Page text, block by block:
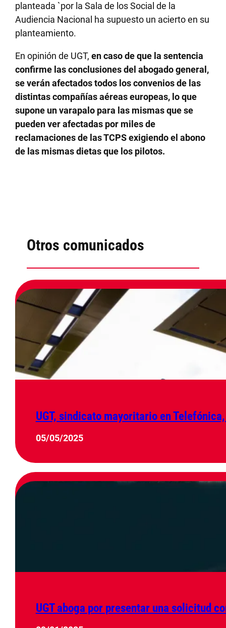
planteada `por la Sala de los Social de la
Audiencia Nacional ha supuesto un acierto en su
planteamiento.
En opinión de UGT,en caso de que la sentencia
confirme las conclusiones del abogado general,
se verán afectados todos los convenios de las
distintas compañías aéreas europeas, lo que
supone un varapalo para las mismas que se
pueden ver afectadas por miles de
reclamaciones de las TCPS exigiendo el abono
de las mismas dietas que los pilotos.
Otros comunicados
UGT, sindicato mayoritario en
05/05/2025
UGT aboga por presentar una solicitud